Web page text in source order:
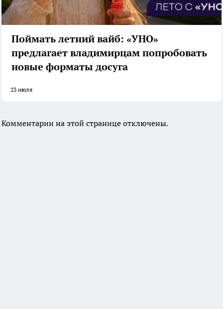
Поймать летний вайб: «УНО»
предлагает владимирцам попробовать
новые форматы досуга
23 июля
Комментарии на этой странице отключены.